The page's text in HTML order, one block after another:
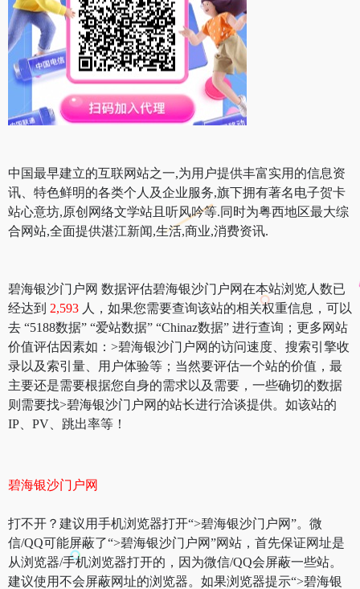
中国最早建立的互联网站之一,为用户提供丰富实用的信息资
讯、特色鲜明的各类个人及企业服务,旗下拥有著名电子贺卡
站心意坊,原创网络文学站且听风吟等.同时为粤西地区最大综
合网站,全面提供湛江新闻,生活,商业,消费资讯.
碧海银沙门户网 数据评估碧海银沙门户网在本站浏览人数已
经达到 2,593 人，如果您需要查询该站的相关权重信息，可以
去 “5188数据” “爱站数据” “Chinaz数据” 进行查询；更多网站
价值评估因素如：>碧海银沙门户网的访问速度、搜索引擎收
录以及索引量、用户体验等；当然要评估一个站的价值，最
主要还是需要根据您自身的需求以及需要，一些确切的数据
则需要找>碧海银沙门户网的站长进行洽谈提供。如该站的
IP、PV、跳出率等！
碧海银沙门户网
打不开？建议用手机浏览器打开“>碧海银沙门户网”。微
信/QQ可能屏蔽了“>碧海银沙门户网”网站，首先保证网址是
从浏览器/手机浏览器打开的，因为微信/QQ会屏蔽一些站。
建议使用不会屏蔽网址的浏览器。如果浏览器提示“>碧海银